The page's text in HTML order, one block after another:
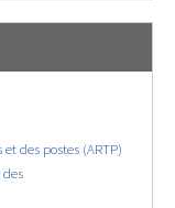
des postes (ARTP)